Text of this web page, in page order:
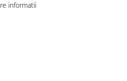
informatii